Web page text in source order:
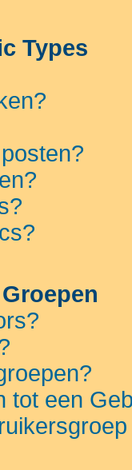
Types
tot een